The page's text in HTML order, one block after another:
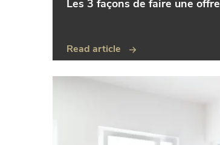
Les 3 façons de faire une offre
Read article